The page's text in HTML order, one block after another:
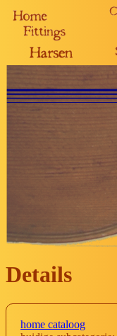
Details
home cataloog